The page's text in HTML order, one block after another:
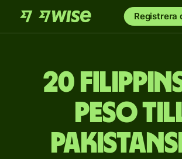
Registrera
20
peso